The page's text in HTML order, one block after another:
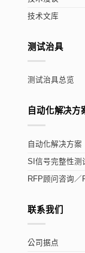
技术文库
测试治具
测试治具总览
自动化解决方
自动化解决方案
SI信号完整性测
RFP顾问咨询／
联系我们
公司据点